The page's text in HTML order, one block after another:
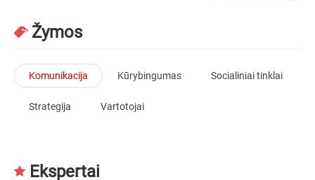
Žymos
Komunikacija Kūrybingumas Socialiniai tinklai
Strategija Vartotojai
Ekspertai